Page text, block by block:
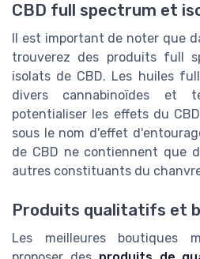
CBD full spectrum et
Il est important de noter que
trouverez des produits full
isolats de CBD. Les huiles
divers cannabinoïdes et
potentialiser les effets du
sous le nom d'effet
de CBD ne contiennent que
autres constituants du
Produits qualitatifs et
Les meilleures boutiques